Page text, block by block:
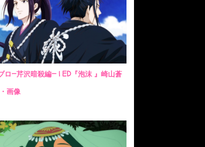
ロ—芹沢暗殺編— | ED『泡沫 』崎山蒼
画像